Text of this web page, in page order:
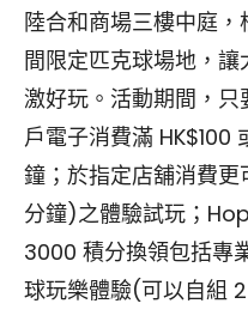
陸合和商場三樓中庭
間限定匹克球場地，
激好玩。活動期間，
戶電子消費滿 HK$100
鐘；於指定店舖消費
分鐘)之體驗試玩；
3000 積分換領包括專
球玩樂體驗(可以自組